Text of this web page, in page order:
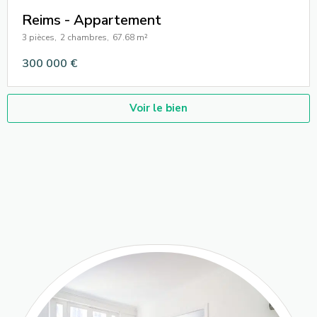
Reims - Appartement
3 pièces, 2 chambres, 67.68 m²
300 000 €
Voir le bien